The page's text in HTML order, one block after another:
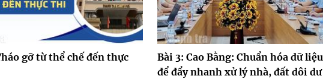
gỡ từ thể chế đến thực
Bài 3: Cao Bằng: Chuẩn hóa dữ liệu
để đẩy nhanh xử lý nhà, đất dôi dư